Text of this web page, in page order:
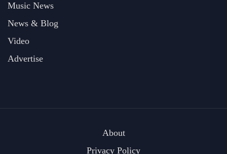
Music News
News & Blog
Video
Advertise
About
Privacy Policy